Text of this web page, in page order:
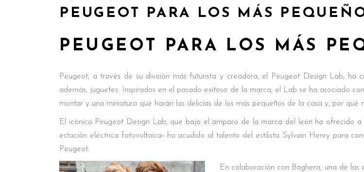
PEUGEOT PARA LOS MÁS
PEUGEOT PARA LOS MÁS
Peugeot, a través de su división más futurista y creadora, el Peugeot Design Lab, ha
además, juguetes. Inspirados en el pasado exitoso de la marca, el Lab se ha asociado
montar y una miniatura que harán las delicias de los más pequeños de la casa y, por qué
El icónico Peugeot Design Lab, que bajo el amparo de la marca del león ha ofrecido a
estación eléctrica fotovoltaica- ha acudido al talento del estilista Sylvain Henry para
Peugeot.
En colaboración con Baghera, una de las